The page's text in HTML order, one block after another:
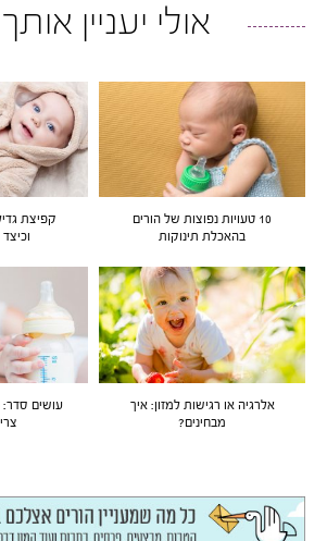
אולי יעניין
10 טעויות נפוצות של הורים
בהאכלת תינוקות
קפיצת
אלרגיה או רגישות למזון: איך
מבחינים?
עושים